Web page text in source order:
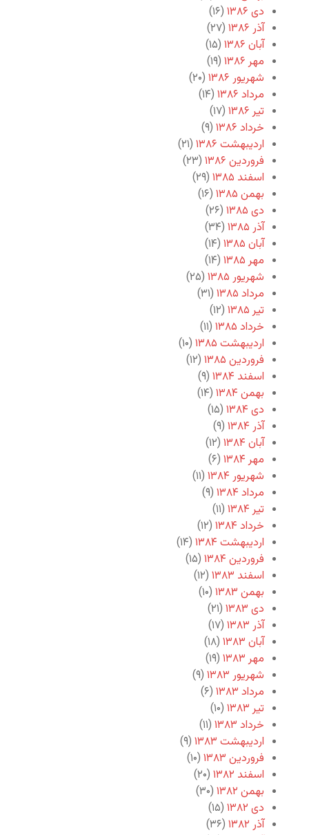
دی ۱۳۸۶
(۱۶)
آذر ۱۳۸۶
(۲۷)
آبان ۱۳۸۶
(۱۵)
مهر ۱۳۸۶
(۱۹)
شهریور ۱۳۸۶
(۲۰)
مرداد ۱۳۸۶
(۱۴)
تیر ۱۳۸۶
(۱۷)
خرداد ۱۳۸۶
(۹)
اردیبهشت ۱۳۸۶
(۲۱)
فروردین ۱۳۸۶
(۲۳)
اسفند ۱۳۸۵
(۲۹)
بهمن ۱۳۸۵
(۱۶)
دی ۱۳۸۵
(۲۶)
آذر ۱۳۸۵
(۳۴)
آبان ۱۳۸۵
(۱۴)
مهر ۱۳۸۵
(۱۴)
شهریور ۱۳۸۵
(۲۵)
مرداد ۱۳۸۵
(۳۱)
تیر ۱۳۸۵
(۱۲)
خرداد ۱۳۸۵
(۱۱)
اردیبهشت ۱۳۸۵
(۱۰)
فروردین ۱۳۸۵
(۱۲)
اسفند ۱۳۸۴
(۹)
بهمن ۱۳۸۴
(۱۴)
دی ۱۳۸۴
(۱۵)
آذر ۱۳۸۴
(۹)
آبان ۱۳۸۴
(۱۲)
مهر ۱۳۸۴
(۶)
شهریور ۱۳۸۴
(۱۱)
مرداد ۱۳۸۴
(۹)
تیر ۱۳۸۴
(۱۱)
خرداد ۱۳۸۴
(۱۲)
اردیبهشت ۱۳۸۴
(۱۴)
فروردین ۱۳۸۴
(۱۵)
اسفند ۱۳۸۳
(۱۲)
بهمن ۱۳۸۳
(۱۰)
دی ۱۳۸۳
(۲۱)
آذر ۱۳۸۳
(۱۷)
آبان ۱۳۸۳
(۱۸)
مهر ۱۳۸۳
(۱۹)
شهریور ۱۳۸۳
(۹)
مرداد ۱۳۸۳
(۶)
تیر ۱۳۸۳
(۱۰)
خرداد ۱۳۸۳
(۱۱)
اردیبهشت ۱۳۸۳
(۹)
فروردین ۱۳۸۳
(۱۰)
اسفند ۱۳۸۲
(۲۰)
بهمن ۱۳۸۲
(۳۰)
دی ۱۳۸۲
(۱۵)
آذر ۱۳۸۲
(۳۶)